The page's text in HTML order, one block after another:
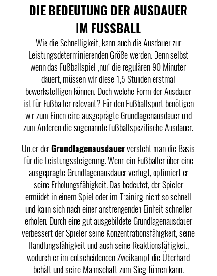
DIE BEDEUTUNG DER AUSDAUER
IM FUSSBALL
Wie die Schnelligkeit, kann auch die Ausdauer zur
Leistungsdeterminierenden Größe werden. Denn selbst
wenn das Fußballspiel ‚nur‘ die regulären 90 Minuten
dauert, müssen wir diese 1,5 Stunden erstmal
bewerkstelligen können. Doch welche Form der Ausdauer
ist für Fußballer relevant? Für den Fußballsport benötigen
wir zum Einen eine ausgeprägte Grundlagenausdauer und
zum Anderen die sogenannte fußballspezifische Ausdauer.
Unter derGrundlagenausdauerversteht man die Basis
für die Leistungssteigerung. Wenn ein Fußballer über eine
ausgeprägte Grundlagenausdauer verfügt, optimiert er
seine Erholungsfähigkeit. Das bedeutet, der Spieler
ermüdet in einem Spiel oder im Training nicht so schnell
und kann sich nach einer anstrengenden Einheit schneller
erholen. Durch eine gut ausgebildete Grundlagenausdauer
verbessert der Spieler seine Konzentrationsfähigkeit, seine
Handlungsfähigkeit und auch seine Reaktionsfähigkeit,
wodurch er im entscheidenden Zweikampf die Überhand
behält und seine Mannschaft zum Sieg führen kann.